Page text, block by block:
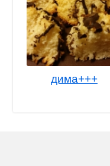
дима+++